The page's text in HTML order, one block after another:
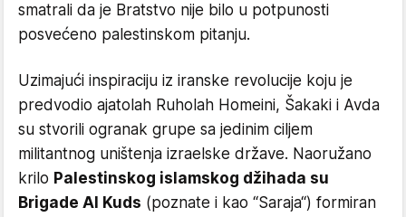
smatrali da je Bratstvo nije bilo u potpunosti
posvećeno palestinskom pitanju.
Uzimajući inspiraciju iz iranske revolucije koju je
predvodio ajatolah Ruholah Homeini, Šakaki i Avda
su stvorili ogranak grupe sa jedinim ciljem
militantnog uništenja izraelske države. Naoružano
krilo Palestinskog islamskog džihada su
Brigade Al Kuds (poznate i kao “Saraja“) formiran